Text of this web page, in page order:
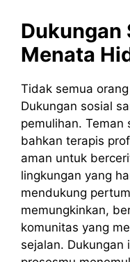
Dukungan
Menata
Tidak semua
Dukungan sosial
pemulihan. Teman
bahkan terapis
aman untuk
lingkungan yang
mendukung
memungkinkan,
komunitas yang
sejalan. Dukungan